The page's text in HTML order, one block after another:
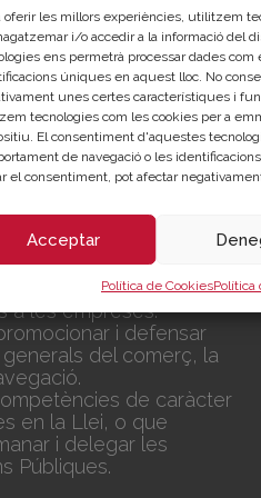
oferir les millors experiències, utilitzem
i/o accedir a la informació del
ens permetrà processar dades com
úniques en aquest lloc. No
unes certes característiques i
tecnologies com les cookies per a
El consentiment d'aquestes
de navegació o les
el consentiment, pot afectar
Acceptar
Política de CookiesPolítica
una corporació de dret
de les Administracions
a:
a les empreses.
i defensar
del comerç, la
de caràcter
en la Llei, o que
i delegar les
Públiques.